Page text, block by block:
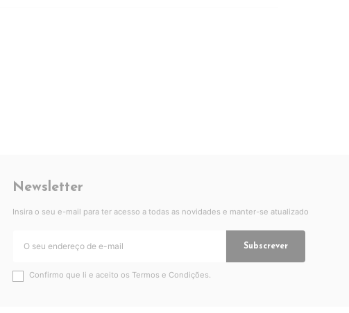
Newsletter
Insira o seu e-mail para ter acesso a todas as novidades e manter-se atualizado
Subscrever
Confirmo que li e aceito os Termos e Condições.